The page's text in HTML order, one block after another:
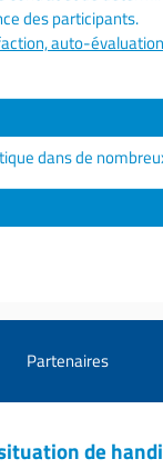
des participants.
auto-
dans de
Partenaires
de